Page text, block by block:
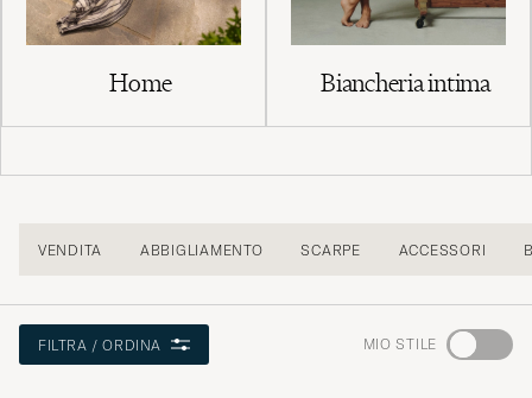
Home Biancheria intima
Andate
su